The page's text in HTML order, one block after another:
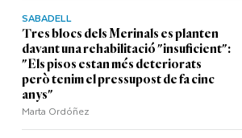
SABADELL
Tres blocs dels Merinals es planten
davant una rehabilitació "insuficient":
"Els pisos estan més deteriorats
però tenim el pressupost de fa cinc
anys"
Marta Ordóñez